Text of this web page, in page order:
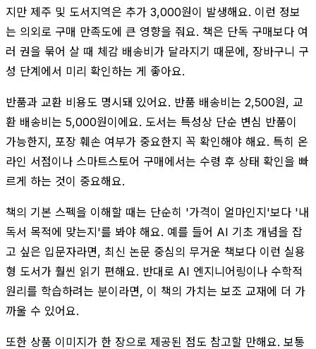
지만 제주 및 도서지역은 추가 3,000원이 발생해요. 이런 정보
는 의외로 구매 만족도에 큰 영향을 줘요. 책은 단독 구매보다 여
러 권을 묶어 살 때 체감 배송비가 달라지기 때문에, 장바구니 구
성 단계에서 미리 확인하는 게 좋아요.
반품과 교환 비용도 명시돼 있어요. 반품 배송비는 2,500원, 교
환 배송비는 5,000원이에요. 도서는 특성상 단순 변심 반품이
가능한지, 포장 훼손 여부가 중요한지 꼭 확인해야 해요. 특히 온
라인 서점이나 스마트스토어 구매에서는 수령 후 상태 확인을 빠
르게 하는 것이 중요해요.
책의 기본 스펙을 이해할 때는 단순히 '가격이 얼마인지'보다 '내
독서 목적에 맞는지'를 봐야 해요. 예를 들어 AI 기초 개념을 잡
고 싶은 입문자라면, 최신 논문 중심의 무거운 책보다 이런 실용
형 도서가 훨씬 읽기 편해요. 반대로 AI 엔지니어링이나 수학적
원리를 학습하려는 분이라면, 이 책의 가치는 보조 교재에 더 가
까울 수 있어요.
또한 상품 이미지가 한 장으로 제공된 점도 참고할 만해요. 보통